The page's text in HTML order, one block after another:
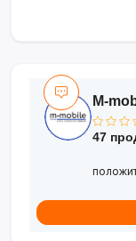
M-
47